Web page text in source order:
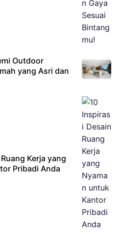
Outdoor
yang Asri dan
Kerja yang
Pribadi Anda